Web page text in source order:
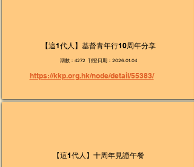
【這1代人】基督青年行10周年分享
期數：4272 刊登日期：2026.01.04
https://kkp.org.hk/node/detail/55383/
【這1代人】十周年見證午餐